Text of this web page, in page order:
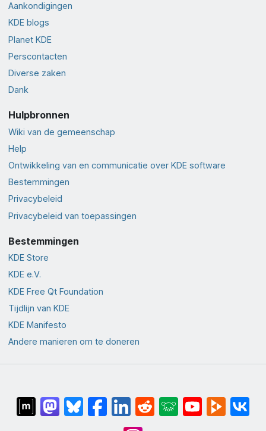
Aankondigingen
KDE blogs
Planet KDE
Perscontacten
Diverse zaken
Dank
Hulpbronnen
Wiki van de gemeenschap
Help
Ontwikkeling van en communicatie over KDE software
Bestemmingen
Privacybeleid
Privacybeleid van toepassingen
Bestemmingen
KDE Store
KDE e.V.
KDE Free Qt Foundation
Tijdlijn van KDE
KDE Manifesto
Andere manieren om te doneren